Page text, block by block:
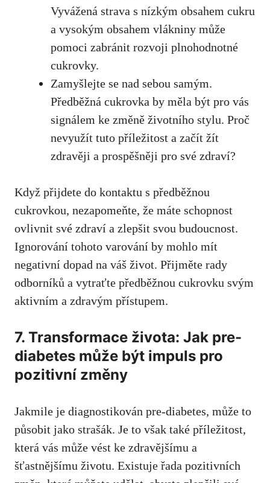
Vyvážená strava s nízkým obsahem cukru
a vysokým obsahem vlákniny ⁤může
pomoci zabránit rozvoji plnohodnotné
cukrovky.
Zamyšlejte se ‌nad sebou samým.
Předběžná cukrovka​ by měla být pro⁣ vás
signálem ke⁤ změně životního stylu. Proč⁣
nevyužít tuto příležitost a začít žít
zdravěji a prospěšněji pro své zdraví?
Když přijdete do kontaktu s předběžnou
cukrovkou, ‌nezapomeňte, že máte schopnost
ovlivnit své zdraví a ⁤zlepšit svou‍ budoucnost.⁤
Ignorování tohoto varování by ​mohlo mít⁣
negativní dopad na váš život. Přijměte rady
odborníků a vytraťte předběžnou cukrovku svým
⁤aktivním a zdravým přístupem.
7. Transformace ⁢života: ‌Jak​ pre-
diabetes může ‍být⁤ impuls pro
pozitivní změny
Jakmile⁢ je diagnostikován pre-diabetes, ⁣může ⁣to
působit⁢ jako strašák. Je‌ to však také příležitost,
která vás ‌může​ vést ke ​zdravějšímu a
šťastnějšímu životu. ‍Existuje řada pozitivních